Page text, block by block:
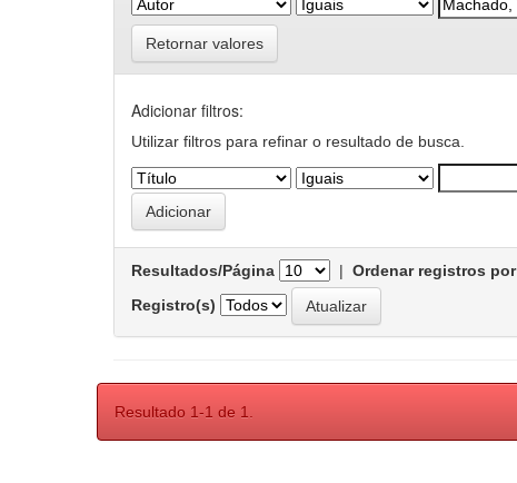
Retornar valores
Adicionar filtros:
Utilizar filtros para refinar o resultado de busca.
Resultados/Página | Ordenar registros por
Registro(s)
Resultado 1-1 de 1.